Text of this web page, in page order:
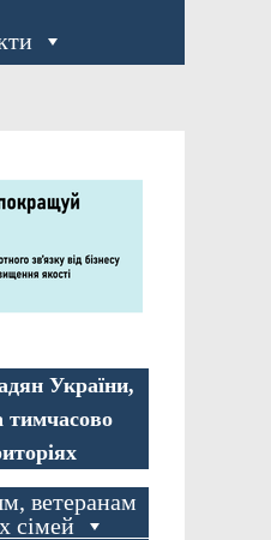
України,
тимчасово
ветеранам
сімей